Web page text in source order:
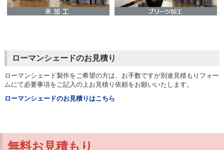
ローマンシェードのお見積り
ローマンシェード製作をご希望の方は、お手数ですが別途見積もりフォー
ムにて必要事項をご記入の上お見積り依頼をお願いいたします。
ローマンシェードのお見積りはこちら
無料お見積もり